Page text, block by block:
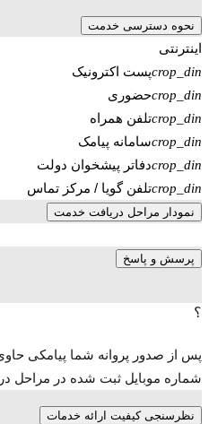
نحوه دسترسی خدمت
اینترنتی
crop_dinپست اکترونیک
crop_dinحضوری
crop_dinتلفن همراه
crop_dinسامانه پیامک
crop_dinدفاتر پیشخوان دولت
crop_dinتلفن گویا / مرکز تماس
نمودار مراحل دریافت خدمت
پرسش و پاسخ
؟
پس از صدور پروانه شما پیامکی
شماره موبایل ثبت شده در مراحل
نظرسنجی کیفیت ارائه خدمات